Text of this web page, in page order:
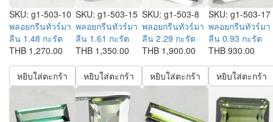
SKU: g1-503-10
พลอยกรีนทัวร์มา
ลีน 1.48 กะรัต
THB 1,270.00
หยิบใส่ตะกร้า
SKU: g1-503-15
พลอยกรีนทัวร์มา
ลีน 1.61 กะรัต
THB 1,350.00
หยิบใส่ตะกร้า
SKU: g1-503-8
พลอยกรีนทัวร์มา
ลีน 2.29 กะรัต
THB 1,900.00
หยิบใส่ตะกร้า
SKU: g1-503-17
พลอยกรีนทัวร์มา
ลีน 0.93 กะรัต
THB 930.00
หยิบใส่ตะกร้า